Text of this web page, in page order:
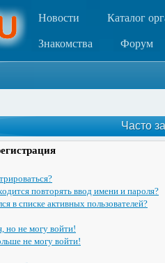
Новости Каталог
Знакомства Форум
Часто
повторять ввод имени и пароля?
в списке активных пользователей?
но не могу войти!
не могу войти!